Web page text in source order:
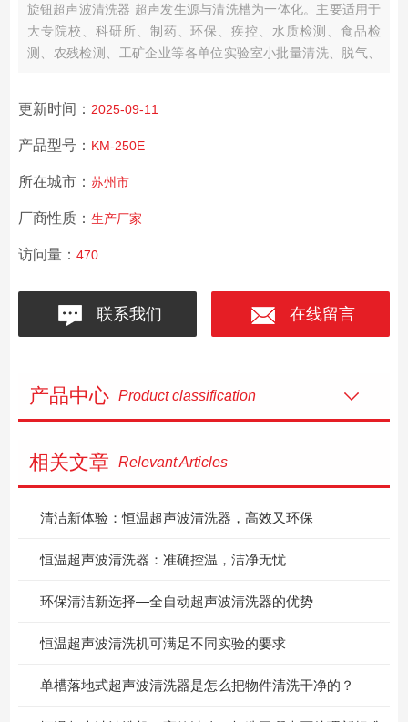
旋钮超声波清洗器 超声发生源与清洗槽为一体化。主要适用于
大专院校、科研所、制药、环保、疾控、水质检测、食品检
测、农残检测、工矿企业等各单位实验室小批量清洗、脱气、
更新时间： 2025-09-11
产品型号： KM-250E
所在城市： 苏州市
厂商性质： 生产厂家
访问量： 470
联系我们 在线留言
产品中心 Product classification
相关文章 Relevant Articles
清洁新体验：恒温超声波清洗器，高效又环保
恒温超声波清洗器：准确控温，洁净无忧
环保清洁新选择—全自动超声波清洗器的优势
恒温超声波清洗机可满足不同实验的要求
单槽落地式超声波清洗器是怎么把物件清洗干净的？